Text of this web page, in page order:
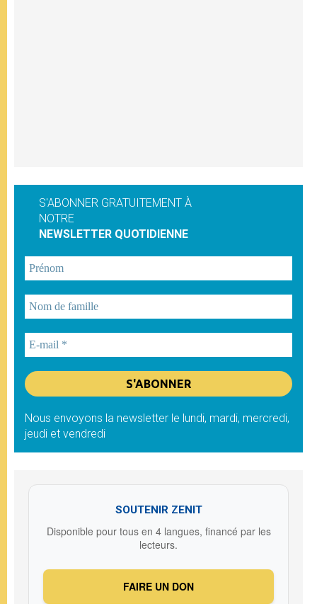
S'ABONNER GRATUITEMENT À
NOTRE
NEWSLETTER QUOTIDIENNE
Nous envoyons la newsletter le lundi, mardi, mercredi,
jeudi et vendredi
SOUTENIR ZENIT
Disponible pour tous en 4 langues, financé par les
lecteurs.
FAIRE UN DON